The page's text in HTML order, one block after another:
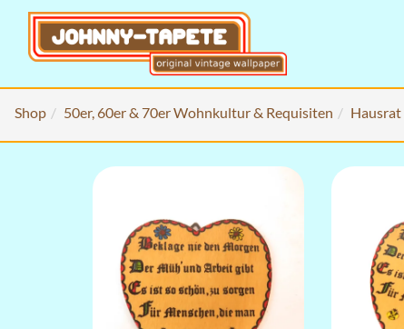
Shop 50er, 60er & 70er Wohnkultur & Requisiten